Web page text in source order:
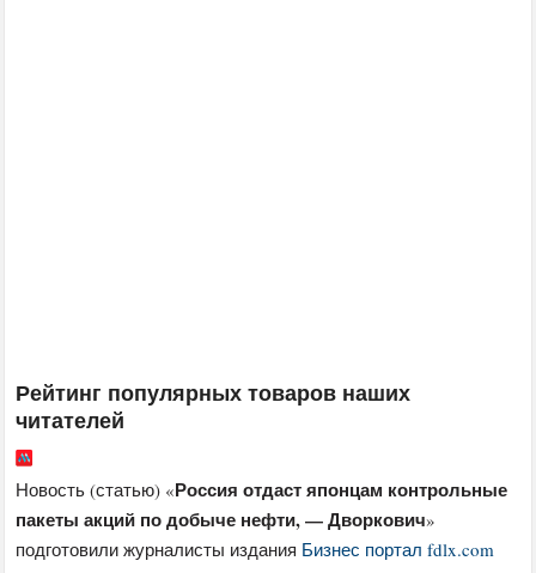
Рейтинг популярных товаров наших
читателей
Новость (статью) «Россия отдаст японцам контрольные
пакеты акций по добыче нефти, — Дворкович»
подготовили журналисты издания Бизнес портал fdlx.com